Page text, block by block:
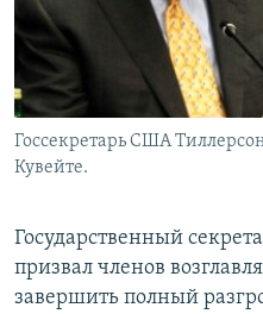
Госсекретарь США
Кувейте.
Государственный
призвал членов
завершить полный